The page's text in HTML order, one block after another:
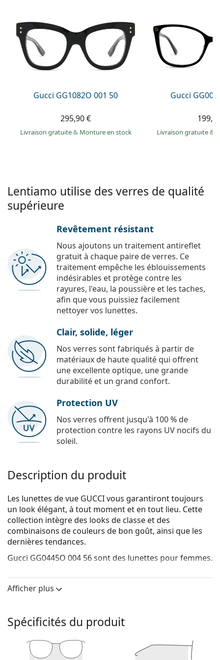
Prada
Toutes les marques
Gucci GG1082O 001 50
295,90 €
Livraison gratuite& Monture en stock
Gucci
Livraison gratuite&
Lentiamo utilise des verres de qualité
supérieure
Revêtement résistant
Nous ajoutons un traitement antireflet
gratuit à chaque paire de verres. Ce
traitement empêche les éblouissements
indésirables et protège contre les
rayures, l'eau, la poussière et les taches,
afin que vous puissiez facilement
nettoyer vos lunettes.
Clair, solide, léger
Nos verres sont fabriqués à partir de
matériaux de haute qualité qui offrent
une excellente optique, une grande
durabilité et un grand confort.
Protection UV
Nos verres offrent jusqu'à 100 % de
protection contre les rayons UV nocifs du
soleil.
Description du produit
Les lunettes de vue GUCCI vous garantiront toujours
un look élégant, à tout moment et en tout lieu. Cette
collection intègre des looks de classe et des
combinaisons de couleurs de bon goût, ainsi que les
dernières tendances.
Gucci GG0445O 004 56sont des lunettes pour femmes.
la fonction d'essai virtuel de Lentiamo.
La couleur blanche du cadre s'harmonise
parfaitement avec tous les teints et les cheveux
noirs, bruns clairs et blonds clairs.
Les montures carrées sont un choix idéal pour les
Afficher plus
Spécificités du produit